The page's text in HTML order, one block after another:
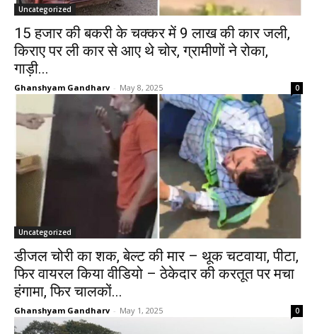
Uncategorized
15 हजार की बकरी के चक्कर में 9 लाख की कार जली,
किराए पर ली कार से आए थे चोर, ग्रामीणों ने रोका,
गाड़ी...
Ghanshyam Gandharv - May 8, 2025 0
Uncategorized
डीजल चोरी का शक, बेल्ट की मार – थूक चटवाया, पीटा,
फिर वायरल किया वीडियो – ठेकेदार की करतूत पर मचा
हंगामा, फिर चालकों...
Ghanshyam Gandharv - May 1, 2025 0